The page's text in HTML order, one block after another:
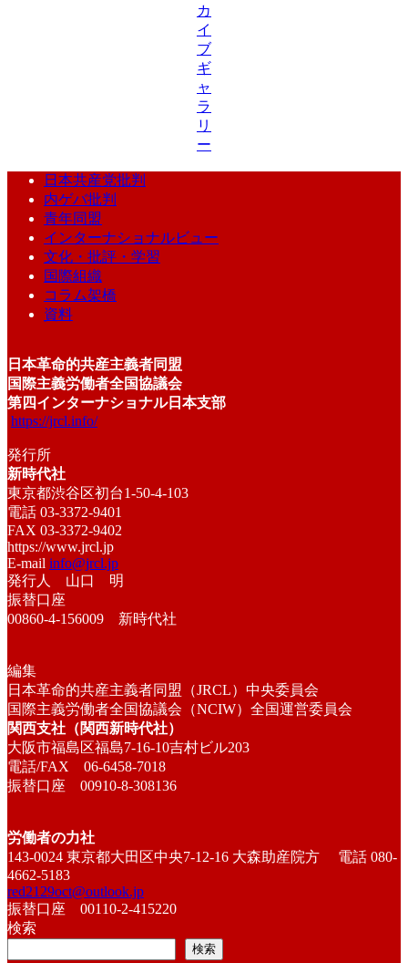
カ
イ
ブ
ギ
ャ
ラ
リ
ー
日本共産党批判
内ゲバ批判
青年同盟
インターナショナルビュー
文化・批評・学習
国際組織
コラム架橋
資料
日本革命的共産主義者同盟
国際主義労働者全国協議会
第四インターナショナル日本支部
https://jrcl.info/
発行所
新時代社
東京都渋谷区初台1-50-4-103
電話 03-3372-9401
FAX 03-3372-9402
https://www.jrcl.jp
E-mail info@jrcl.jp
発行人 山口 明
振替口座
00860-4-156009 新時代社
編集
日本革命的共産主義者同盟（JRCL）中央委員会
国際主義労働者全国協議会（NCIW）全国運営委員会
関西支社（関西新時代社）
大阪市福島区福島7-16-10吉村ビル203
電話/FAX 06-6458-7018
振替口座 00910-8-308136
労働者の力社
143-0024 東京都大田区中央7-12-16 大森助産院方 電話 080-
4662-5183
red2129oct@outlook.jp
振替口座 00110-2-415220
検索
検索